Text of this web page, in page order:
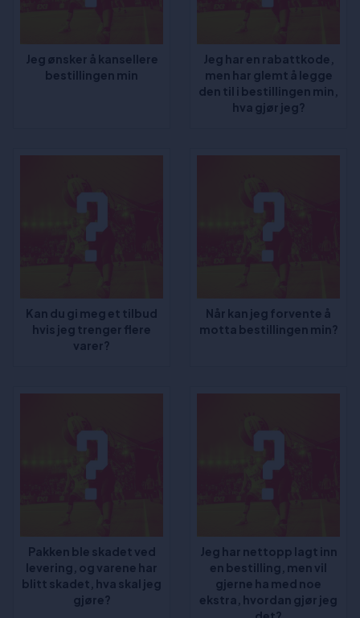
Jeg ønsker å kansellere
bestillingen min
Jeg har en rabattkode,
men har glemt å legge
den til i bestillingen min,
hva gjør jeg?
Kan du gi meg et tilbud
hvis jeg trenger flere
varer?
Når kan jeg forvente å
motta bestillingen min?
Pakken ble skadet ved
levering, og varene har
blitt skadet, hva skal jeg
gjøre?
Jeg har nettopp lagt inn
en bestilling, men vil
gjerne ha med noe
ekstra, hvordan gjør jeg